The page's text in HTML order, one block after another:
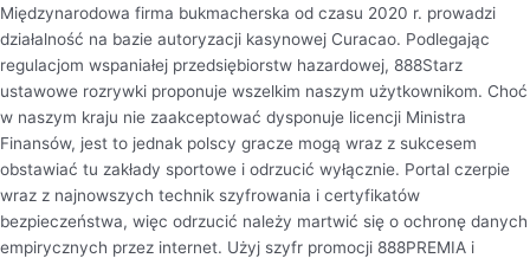
Międzynarodowa firma bukmacherska od czasu 2020 r. prowadzi
działalność na bazie autoryzacji kasynowej Curacao. Podlegając
regulacjom wspaniałej przedsiębiorstw hazardowej, 888Starz
ustawowe rozrywki proponuje wszelkim naszym użytkownikom. Choć
w naszym kraju nie zaakceptować dysponuje licencji Ministra
Finansów, jest to jednak polscy gracze mogą wraz z sukcesem
obstawiać tu zakłady sportowe i odrzucić wyłącznie. Portal czerpie
wraz z najnowszych technik szyfrowania i certyfikatów
bezpieczeństwa, więc odrzucić należy martwić się o ochronę danych
empirycznych przez internet. Użyj szyfr promocji 888PREMIA i